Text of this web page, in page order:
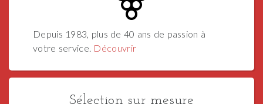
Depuis 1983, plus de 40 ans de passion à
votre service. Découvrir
Sélection sur mesure